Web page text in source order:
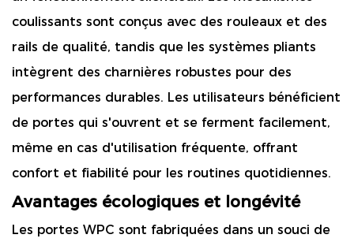
coulissants sont conçus avec des rouleaux et des
rails de qualité, tandis que les systèmes pliants
intègrent des charnières robustes pour des
performances durables. Les utilisateurs bénéficient
de portes qui s'ouvrent et se ferment facilement,
même en cas d'utilisation fréquente, offrant
confort et fiabilité pour les routines quotidiennes.
Avantages écologiques et longévité
Les portes WPC sont fabriquées dans un souci de